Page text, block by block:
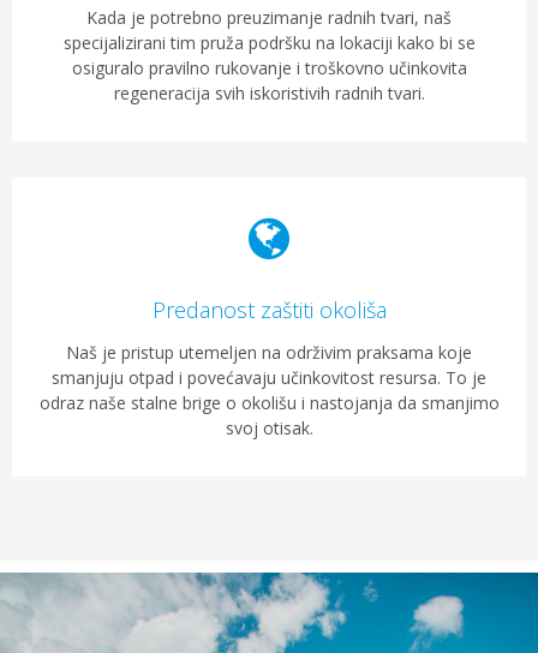
Kada je potrebno preuzimanje radnih tvari, naš
specijalizirani tim pruža podršku na lokaciji kako bi se
osiguralo pravilno rukovanje i troškovno učinkovita
regeneracija svih iskoristivih radnih tvari.
Predanost zaštiti okoliša
Naš je pristup utemeljen na održivim praksama koje
smanjuju otpad i povećavaju učinkovitost resursa. To je
odraz naše stalne brige o okolišu i nastojanja da smanjimo
svoj otisak.